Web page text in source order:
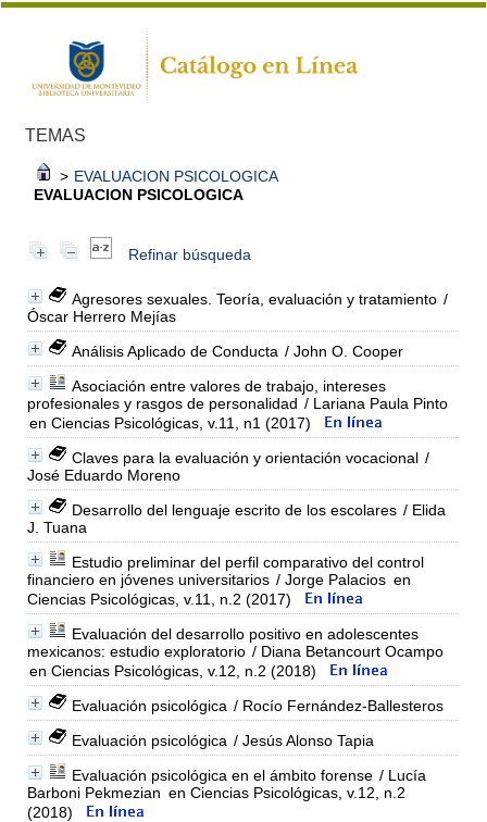
TEMAS
> EVALUACION PSICOLOGICA
EVALUACION PSICOLOGICA
Refinar búsqueda
Agresores sexuales. Teoría, evaluación y tratamiento /
Óscar Herrero Mejías
Análisis Aplicado de Conducta / John O. Cooper
Asociación entre valores de trabajo, intereses
profesionales y rasgos de personalidad / Lariana Paula Pinto
en Ciencias Psicológicas, v.11, n1 (2017)
Claves para la evaluación y orientación vocacional /
José Eduardo Moreno
Desarrollo del lenguaje escrito de los escolares / Elida
J. Tuana
Estudio preliminar del perfil comparativo del control
financiero en jóvenes universitarios / Jorge Palacios en
Ciencias Psicológicas, v.11, n.2 (2017)
Evaluación del desarrollo positivo en adolescentes
mexicanos: estudio exploratorio / Diana Betancourt Ocampo
en Ciencias Psicológicas, v.12, n.2 (2018)
Evaluación psicológica / Rocío Fernández-Ballesteros
Evaluación psicológica / Jesús Alonso Tapia
Evaluación psicológica en el ámbito forense / Lucía
Barboni Pekmezian en Ciencias Psicológicas, v.12, n.2
(2018)